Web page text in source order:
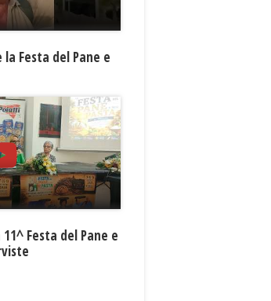
la Festa del Pane e
Festa del Pane e